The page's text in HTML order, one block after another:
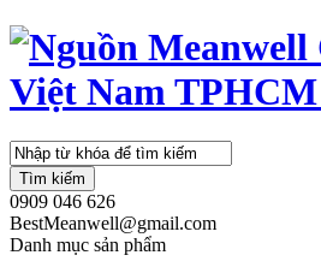
Tìm kiếm
0909 046 626
BestMeanwell@gmail.com
Danh mục sản phẩm